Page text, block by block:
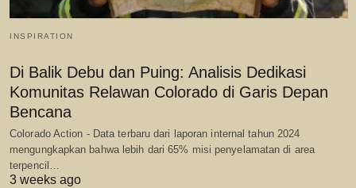
INSPIRATION
Di Balik Debu dan Puing: Analisis Dedikasi
Komunitas Relawan Colorado di Garis Depan
Bencana
Colorado Action - Data terbaru dari laporan internal tahun 2024
mengungkapkan bahwa lebih dari 65% misi penyelamatan di area
terpencil…
3 weeks ago